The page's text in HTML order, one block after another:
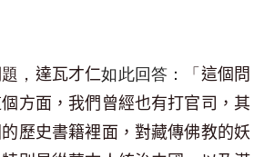
， 達瓦才仁如此回答： 「 這個問
方面，我們曾經也有打官司，其
歷史書籍裡面，對藏傳佛教的妖